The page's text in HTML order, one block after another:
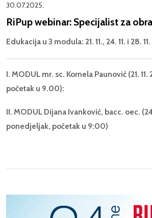
30.07.2025.
RiPup webinar: Specijalist za
Edukacija u 3 modula: 21. 11., 24. 11. i 28.
I. MODUL mr. sc. Kornela Paunović (21.
početak u 9.00):
II. MODUL Dijana Ivanković, bacc. oec.
ponedjeljak, početak u 9:00)